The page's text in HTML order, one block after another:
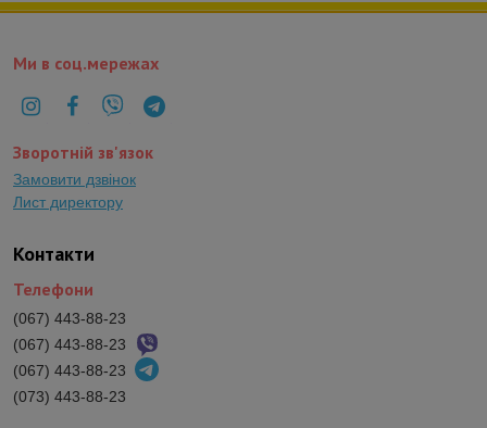
Контакти
Телефони
(067) 443-88-23
(067) 443-88-23
(067) 443-88-23
(073) 443-88-23
Ми в соц.мережах
Зворотній зв'язок
Замовити дзвінок
Лист директору